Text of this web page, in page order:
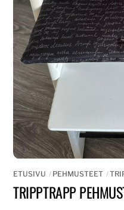
ETUSIVU PEHMUSTEET
TRIPPTRAPP